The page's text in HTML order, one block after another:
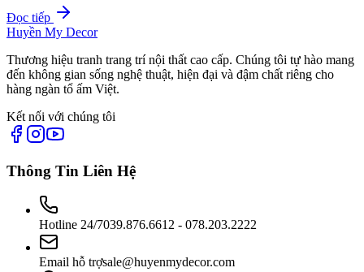
Đọc tiếp
Huyền My Decor
Thương hiệu tranh trang trí nội thất cao cấp. Chúng tôi tự hào mang
đến không gian sống nghệ thuật, hiện đại và đậm chất riêng cho
hàng ngàn tổ ấm Việt.
Kết nối với chúng tôi
Thông Tin Liên Hệ
Hotline 24/7039.876.6612 - 078.203.2222
Email hỗ trợsale@huyenmydecor.com